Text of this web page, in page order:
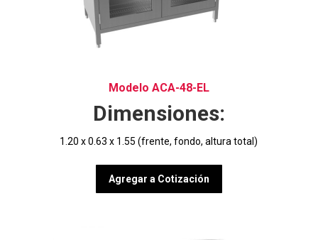
Modelo ACA-48-EL
Dimensiones:
1.20 x 0.63 x 1.55 (frente, fondo, altura total)
Agregar a Cotización